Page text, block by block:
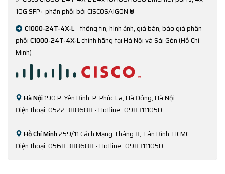
10G SFP+ phân phối bởi CISCOSAIGON ®
C1000-24T-4X-L- thông tin, hình ảnh, giá bán, báo giá phân
phốiC1000-24T-4X-Lchính hãng tại Hà Nội và Sài Gòn (Hồ Chí
Minh)
Hà Nội190 P. Yên Bình, P. Phúc La, Hà Đông, Hà Nội
Điện thoại: 0522 388688 - Hotline 0983111050
Hồ Chí Minh259/11 Cách Mạng Tháng 8, Tân Bình, HCMC
Điện thoại: 0568 388688 - Hotline 0983111050